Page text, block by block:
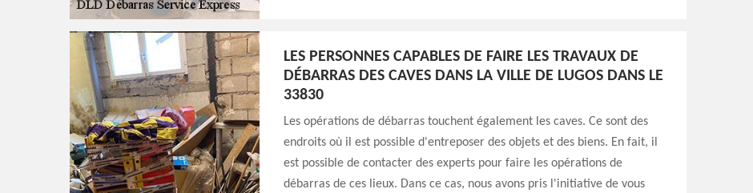
LES PERSONNES CAPABLES DE FAIRE LES TRAVAUX DE
DÉBARRAS DES CAVES DANS LA VILLE DE LUGOS DANS LE
33830
Les opérations de débarras touchent également les caves. Ce sont des
endroits où il est possible d'entreposer des objets et des biens. En fait, il
est possible de contacter des experts pour faire les opérations de
débarras de ces lieux. Dans ce cas, nous avons pris l'initiative de vous